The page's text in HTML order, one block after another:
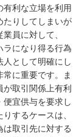
利な立場を利用
たりしてしまいが
員に対して、
ラになり得る行為
として明確にし
に重要です。ま
取引関係上有利
宜供与を要求し
するケースは、
取引先に対する